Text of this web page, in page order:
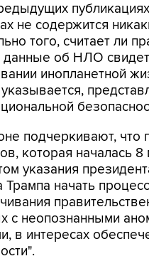
не содержится
того, считает ли
об НЛО
инопланетной
подчеркивают, что
которая началась 8
указания
Трампа начать
с неопознанными
в интересах